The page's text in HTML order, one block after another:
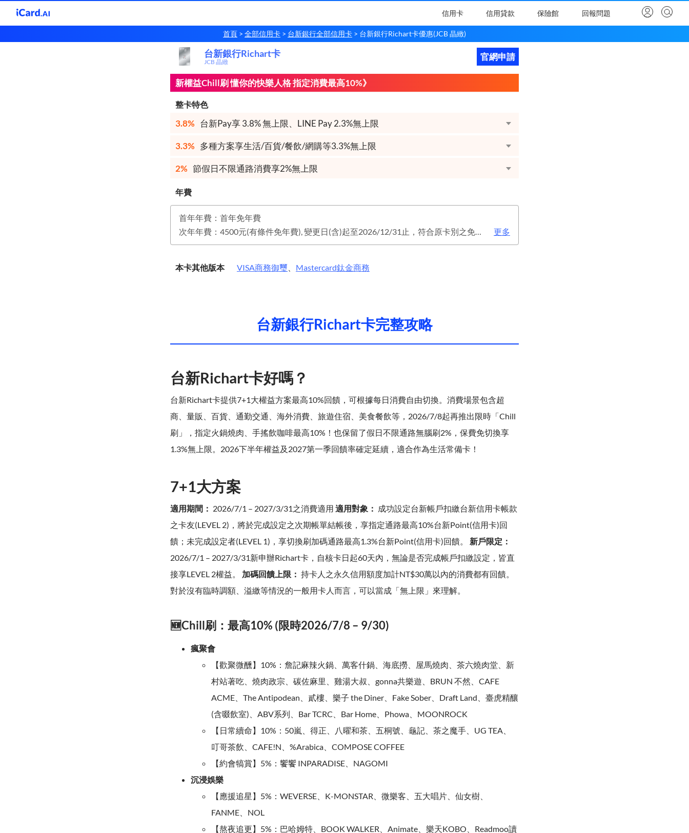
信用卡 信用貸款 保險館 回報問題
首頁 全部信用卡 台新銀行全部信用卡 台新銀行Richart卡優惠(JCB 晶緻)
台新銀行Richart卡 立即申請
台新銀行Richart卡
JCB 晶緻 官網申請
新權益Chill刷 懂你的快樂人格 指定消費最高10%》
整卡特色
3.8% 台新Pay享 3.8% 無上限、LINE Pay 2.3%無上限
3.3% 多種方案享生活/百貨/餐飲/網購等3.3%無上限
2% 節假日不限通路消費享2%無上限
年費
首年年費：首年免年費
次年年費：4500元(有條件免年費), 變更日(含)起至2026/12/31止，符合原卡別之免年費消費條件 或 使用台新信用卡數位帳單(包含電子/行動帳單)且生效，即享免年費優惠。
更多
本卡其他版本 VISA商務御璽 Mastercard鈦金商務
台新銀行Richart卡完整攻略
台新Richart卡好嗎？
台新Richart卡提供7+1大權益方案最高10%回饋，可根據每日消費自由切換。消費場景包含超
商、量販、百貨、通勤交通、海外消費、旅遊住宿、美食餐飲等，2026/7/8起再推出限時「Chill
刷」，指定火鍋燒肉、手搖飲咖啡最高10%！也保留了假日不限通路無腦刷2%，保費免切換享
1.3%無上限。2026下半年權益及2027第一季回饋率確定延續，適合作為生活常備卡！
7+1大方案
適用期間： 2026/7/1 – 2027/3/31之消費適用 適用對象： 成功設定台新帳戶扣繳台新信用卡帳款
之卡友(LEVEL 2)，將於完成設定之次期帳單結帳後，享指定通路最高10%台新Point(信用卡)回
饋；未完成設定者(LEVEL 1)，享切換刷加碼通路最高1.3%台新Point(信用卡)回饋。 新戶限定：
2026/7/1 – 2027/3/31新申辦Richart卡，自核卡日起60天內，無論是否完成帳戶扣繳設定，皆直
接享LEVEL 2權益。 加碼回饋上限： 持卡人之永久信用額度加計NT$30萬以內的消費都有回饋。
對於沒有臨時調額、溢繳等情況的一般用卡人而言，可以當成「無上限」來理解。
🆕Chill刷：最高10% (限時2026/7/8 – 9/30)
瘋聚會
【歡聚微醺】10%：詹記麻辣火鍋、萬客什鍋、海底撈、屋馬燒肉、茶六燒肉堂、新
村站著吃、燒肉政宗、碳佐麻里、雞湯大叔、gonna共樂遊、BRUN 不然、CAFE
ACME、The Antipodean、貳樓、樂子 the Diner、Fake Sober、Draft Land、臺虎精釀
(含啜飲室)、ABV系列、Bar TCRC、Bar Home、Phowa、MOONROCK
【日常續命】10%：50嵐、得正、八曜和茶、五桐號、龜記、茶之魔手、UG TEA、
叮哥茶飲、CAFE!N、%Arabica、COMPOSE COFFEE
【約會犒賞】5%：饗饗 INPARADISE、NAGOMI
沉浸娛樂
【應援追星】5%：WEVERSE、K-MONSTAR、微樂客、五大唱片、仙女樹、
FANME、NOL
【熬夜追更】5%：巴哈姆特、BOOK WALKER、Animate、樂天KOBO、Readmoo讀